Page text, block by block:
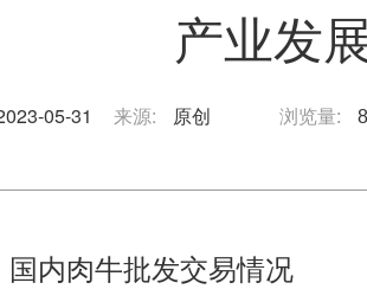
产业发
05-31 来源: 原创 浏览量:
内肉牛批发交易情况